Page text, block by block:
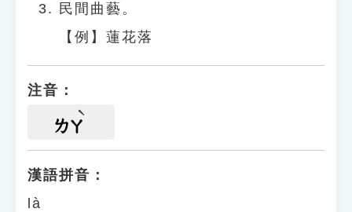
民間曲藝。
【例】蓮花落
注音：
ㄌㄚ
漢語拼音：
là